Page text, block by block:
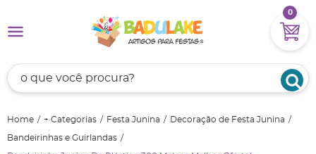
0
Home + Categorias Festa Junina Decoração de Festa Junina
Bandeirinhas e Guirlandas